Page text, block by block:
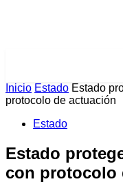
Inicio Estado Estado
protocolo de actuación
Estado
Estado
con protocolo